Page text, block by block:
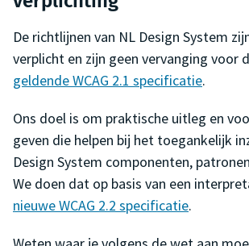
De richtlijnen van NL Design System
verplicht en zijn geen vervanging voor
geldende WCAG 2.1 specificatie.
Ons doel is om praktische uitleg en
geven die helpen bij het toegankelijk
Design System componenten,
We doen dat op basis van een
nieuwe WCAG 2.2 specificatie.